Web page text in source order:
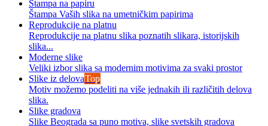
Štampa na papiru
Štampa Vaših slika na umetničkim papirima
Reprodukcije na platnu
Reprodukcije na platnu slika poznatih slikara, istorijskih
slika...
Moderne slike
Veliki izbor slika sa modernim motivima za svaki prostor
Slike iz delovaTop
Motiv možemo podeliti na više jednakih ili različitih delova
slika.
Slike gradova
Slike Beograda sa puno motiva, slike svetskih gradova